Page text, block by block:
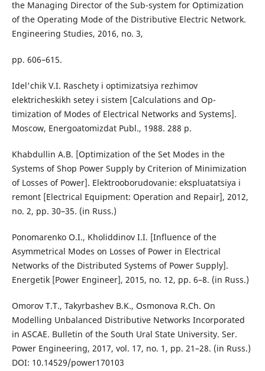
the Managing Director of the Sub-system for Optimization
of the Operating Mode of the Distributive Electric Network.
Engineering Studies, 2016, no. 3,
pp. 606–615.
Idel'chik V.I. Raschety i optimizatsiya rezhimov
elektricheskikh setey i sistem [Calculations and Op-
timization of Modes of Electrical Networks and Systems].
Moscow, Energoatomizdat Publ., 1988. 288 p.
Khabdullin A.B. [Optimization of the Set Modes in the
Systems of Shop Power Supply by Criterion of Minimization
of Losses of Power]. Elektrooborudovanie: ekspluatatsiya i
remont [Electrical Equipment: Operation and Repair], 2012,
no. 2, pp. 30–35. (in Russ.)
Ponomarenko O.I., Kholiddinov I.I. [Influence of the
Asymmetrical Modes on Losses of Power in Electrical
Networks of the Distributed Systems of Power Supply].
Energetik [Power Engineer], 2015, no. 12, pp. 6–8. (in Russ.)
Omorov T.T., Takyrbashev B.K., Osmonova R.Ch. On
Modelling Unbalanced Distributive Networks Incorporated
in ASCAE. Bulletin of the South Ural State University. Ser.
Power Engineering, 2017, vol. 17, no. 1, pp. 21–28. (in Russ.)
DOI: 10.14529/power170103